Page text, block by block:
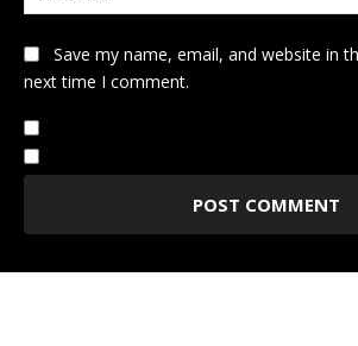
Save my name, email, and website in
next time I comment.